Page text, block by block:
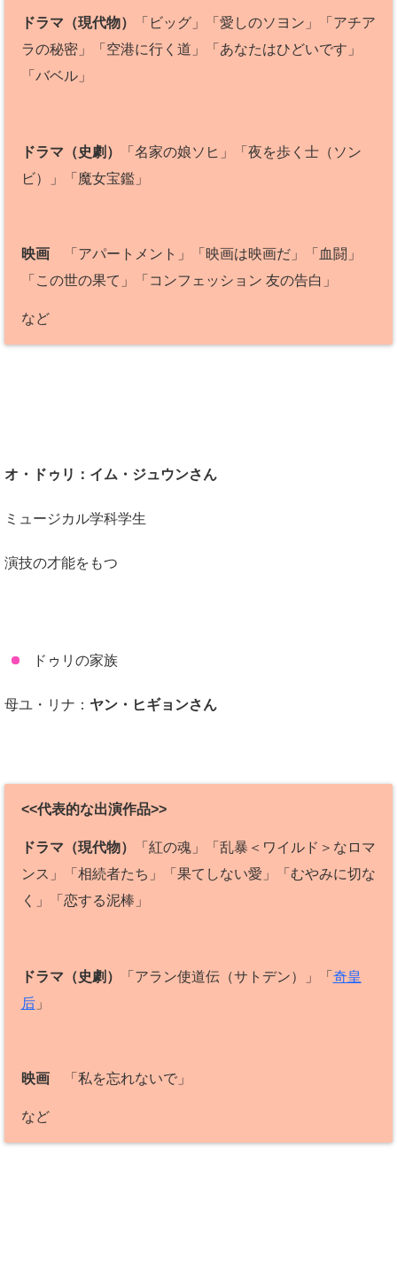
ドラマ（現代物）
「ビッグ」「愛しのソヨン」「アチア
ラの秘密」「空港に行く道」「あなたはひどいです」
「バベル」
ドラマ（史劇）
「名家の娘ソヒ」「夜を歩く士（ソン
ビ）」「魔女宝鑑」
映画「アパートメント」「映画は映画だ」「血闘」
「この世の果て」「コンフェッション 友の告白」
など
オ・ドゥリ：イム・ジュウンさん
ミュージカル学科学生
演技の才能をもつ
ドゥリの家族
母ユ・リナ： ヤン・ヒギョンさん
<<代表的な出演作品>>
ドラマ（現代物）
「紅の魂」「乱暴＜ワイルド＞なロマ
ンス」「相続者たち」「果てしない愛」「むやみに切な
く」「恋する泥棒」
ドラマ（史劇） 「アラン使道伝（サトデン）」「 奇皇
后」
映画「私を忘れないで」
など